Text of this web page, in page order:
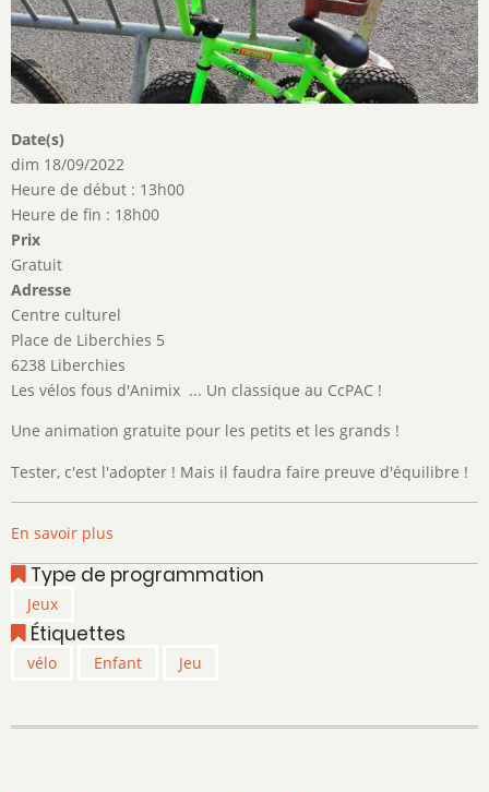
Date(s)
dim 18/09/2022
Heure de début : 13h00
Heure de fin : 18h00
Prix
Gratuit
Adresse
Centre culturel
Place de Liberchies 5
6238 Liberchies
Les vélos fous d'Animix ... Un classique au CcPAC !
Une animation gratuite pour les petits et les grands !
Tester, c'est l'adopter ! Mais il faudra faire preuve d'équilibre !
En savoir plus
vélos
d'Animix
Type de programmation
Jeux
Étiquettes
vélo Enfant Jeu